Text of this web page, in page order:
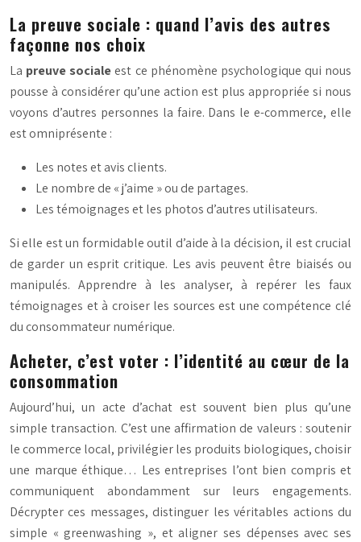
La preuve sociale : quand l’avis des autres
façonne nos choix
La preuve socialeest ce phénomène psychologique qui nous
pousse à considérer qu’une action est plus appropriée si nous
voyons d’autres personnes la faire. Dans le e-commerce, elle
est omniprésente :
Les notes et avis clients.
Le nombre de « j’aime » ou de partages.
Les témoignages et les photos d’autres utilisateurs.
Si elle est un formidable outil d’aide à la décision, il est crucial
de garder un esprit critique. Les avis peuvent être biaisés ou
manipulés. Apprendre à les analyser, à repérer les faux
témoignages et à croiser les sources est une compétence clé
du consommateur numérique.
Acheter, c’est voter : l’identité au cœur de la
consommation
Aujourd’hui, un acte d’achat est souvent bien plus qu’une
simple transaction. C’est une affirmation de valeurs : soutenir
le commerce local, privilégier les produits biologiques, choisir
une marque éthique… Les entreprises l’ont bien compris et
communiquent abondamment sur leurs engagements.
Décrypter ces messages, distinguer les véritables actions du
simple « greenwashing », et aligner ses dépenses avec ses